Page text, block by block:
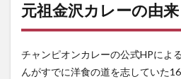
ーフ
3
IVVY
元祖金沢カレーの由
チャンピオンカレーの公式HPによ
んがすでに洋食の道を志していた